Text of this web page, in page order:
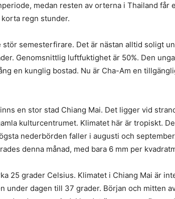
medan resten av orterna i Thailand får
regn stunder.
semesterfirare. Det är nästan alltid soligt
Genomsnittlig luftfuktighet är 50%. Den
en kunglig bostad. Nu är Cha-Am en
en stor stad Chiang Mai. Det ligger vid
kulturcentrumet. Klimatet här är tropiskt.
nederbörden faller i augusti och
denna månad, med bara 6 mm per
25 grader Celsius. Klimatet i Chiang Mai är
under dagen till 37 grader. Början och mitten